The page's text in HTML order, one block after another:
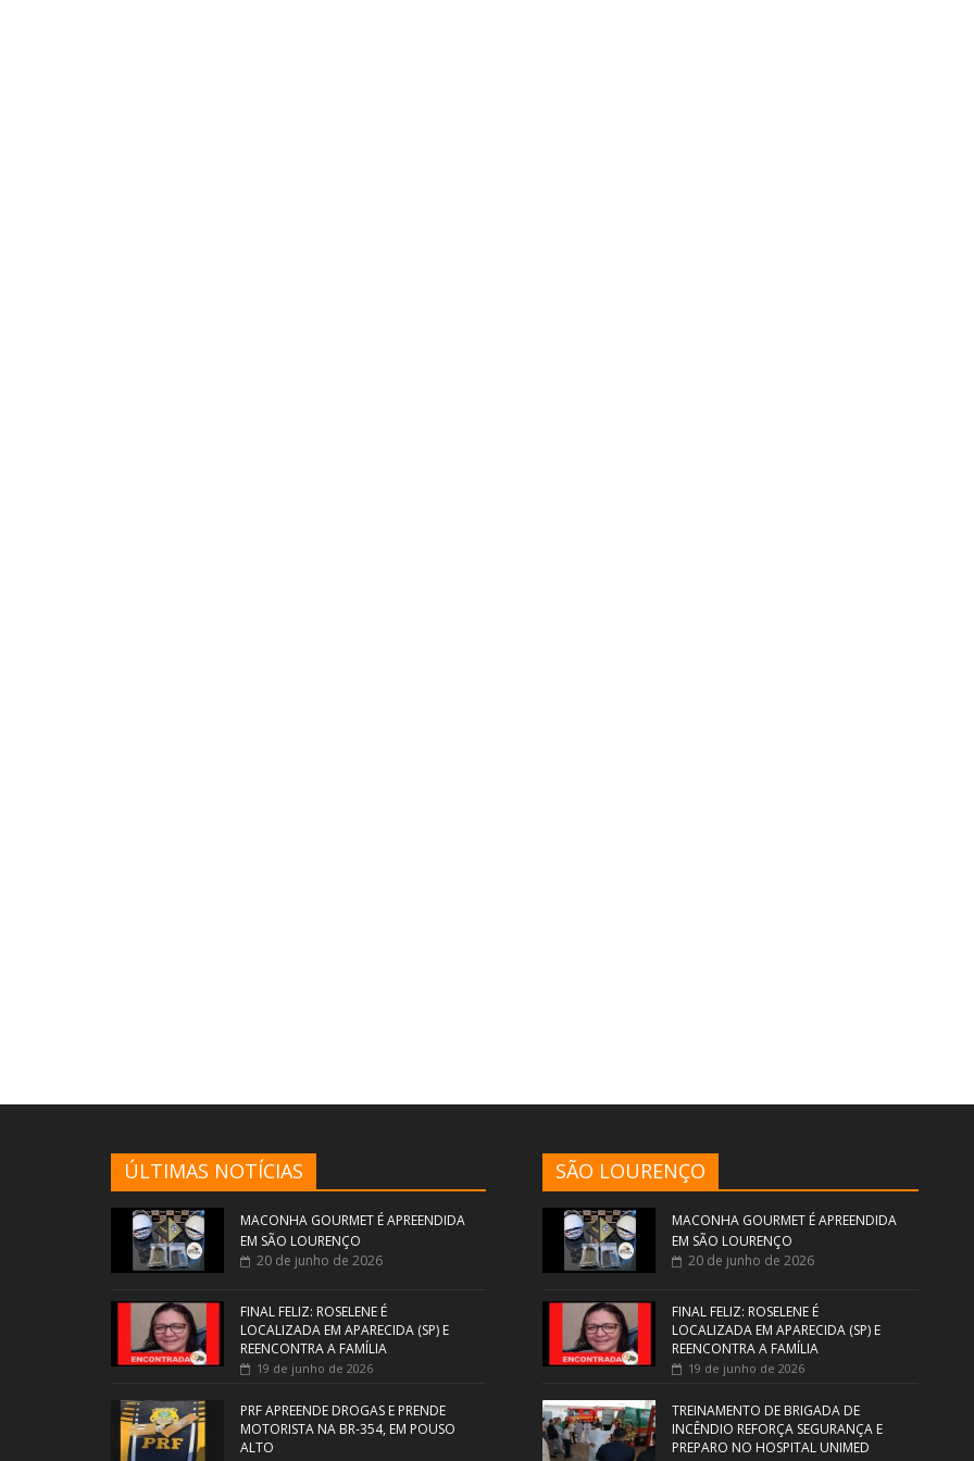
ÚLTIMAS NOTÍCIAS
MACONHA GOURMET É APREENDIDA
EM SÃO LOURENÇO
20 de junho de 2026
FINAL FELIZ: ROSELENE É
LOCALIZADA EM APARECIDA (SP) E
REENCONTRA A FAMÍLIA
19 de junho de 2026
PRF APREENDE DROGAS E PRENDE
MOTORISTA NA BR-354, EM POUSO
ALTO
SÃO LOURENÇO
MACONHA GOURMET É APREENDIDA
EM SÃO LOURENÇO
20 de junho de 2026
FINAL FELIZ: ROSELENE É
LOCALIZADA EM APARECIDA (SP) E
REENCONTRA A FAMÍLIA
19 de junho de 2026
TREINAMENTO DE BRIGADA DE
INCÊNDIO REFORÇA SEGURANÇA E
PREPARO NO HOSPITAL UNIMED